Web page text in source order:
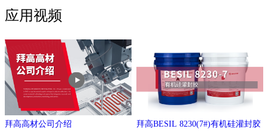
应用视频
拜高高材公司介绍 拜高BESIL 8230(7#)有机硅灌封胶